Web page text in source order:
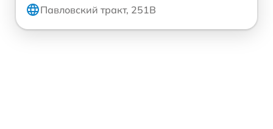
Павловский тракт, 251В